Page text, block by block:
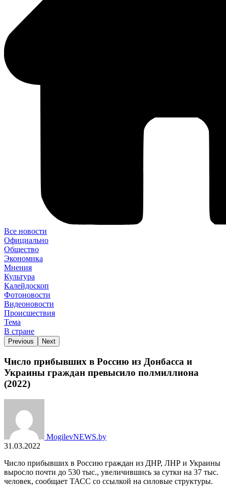
Все новости
Официально
Общество
Экономика
Мнения
Культура
Калейдоскоп
Фотоновости
Видеоновости
Происшествия
Тема
В стране
Previous Next
Число прибывших в Россию из Донбасса и
Украины граждан превысило полмиллиона
(2022)
MogilevNEWS.by
31.03.2022
Число прибывших в Россию граждан из ДНР, ЛНР и Украины
выросло почти до 530 тыс., увеличившись за сутки на 37 тыс.
человек, сообщает ТАСС со ссылкой на силовые структуры.